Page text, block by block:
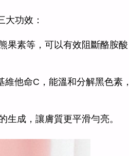
功效：
果素等，可以有效阻斷酪胺酸
他命C，能溫和分解黑色素，
成，讓膚質更平滑勻亮。